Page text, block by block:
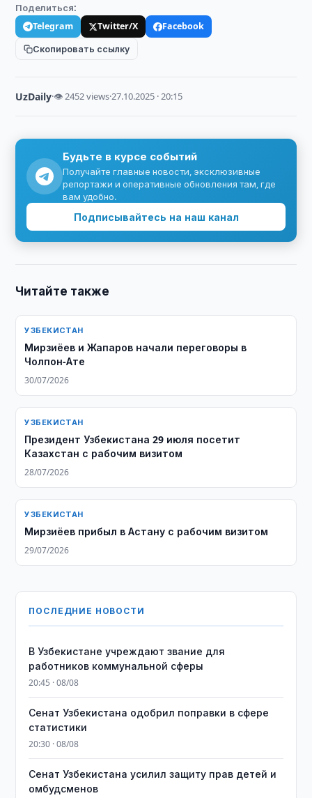
Поделиться:
Telegram Twitter/X
Facebook
Скопировать ссылку
UzDaily·👁 2452 views·27.10.2025 · 20:15
Будьте в курсе событий
Получайте главные новости, эксклюзивные
репортажи и оперативные обновления там, где
вам удобно.
Подписывайтесь на наш канал
Читайте также
УЗБЕКИСТАН
Мирзиёев и Жапаров начали переговоры в
Чолпон-Ате
30/07/2026
УЗБЕКИСТАН
Президент Узбекистана 29 июля посетит
Казахстан с рабочим визитом
28/07/2026
УЗБЕКИСТАН
Мирзиёев прибыл в Астану с рабочим визитом
29/07/2026
ПОСЛЕДНИЕ НОВОСТИ
В Узбекистане учреждают звание для
работников коммунальной сферы
20:45 · 08/08
Сенат Узбекистана одобрил поправки в сфере
статистики
20:30 · 08/08
Сенат Узбекистана усилил защиту прав детей и
омбудсменов